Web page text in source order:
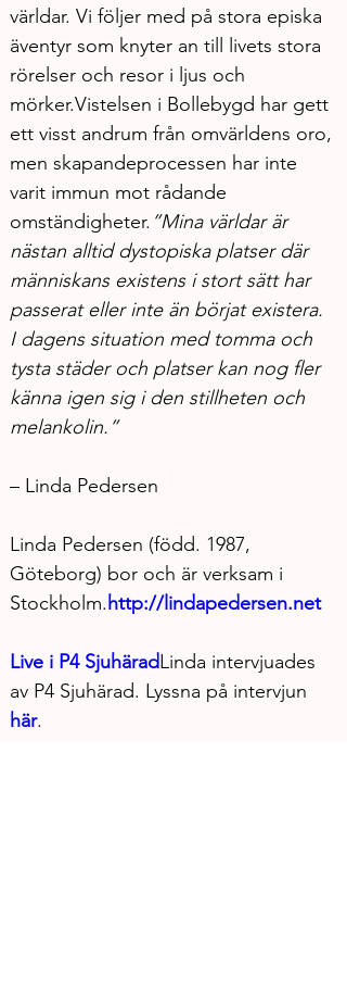
världar. Vi följer med på stora episka
äventyr som knyter an till livets stora
rörelser och resor i ljus och
mörker.Vistelsen i Bollebygd har gett
ett visst andrum från omvärldens oro,
men skapandeprocessen har inte
varit immun mot rådande
omständigheter. ”Mina världar är
nästan alltid dystopiska platser där
människans existens i stort sätt har
passerat eller inte än börjat existera.
I dagens situation med tomma och
tysta städer och platser kan nog fler
känna igen sig i den stillheten och
melankolin.”
– Linda Pedersen
Linda Pedersen (född. 1987,
Göteborg) bor och är verksam i
Stockholm. http://lindapedersen.net
Live i P4 SjuhäradLinda intervjuades
av P4 Sjuhärad. Lyssna på intervjun
här.